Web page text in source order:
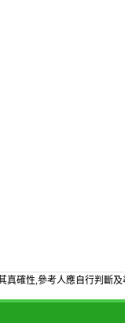
確性,參考人應自行判斷